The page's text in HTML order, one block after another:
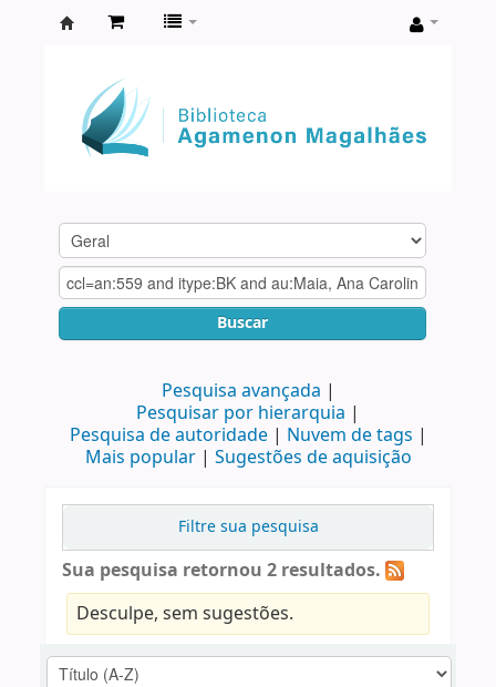
Agamenon
Magalhães
Buscar
Pesquisa avançada
Pesquisar por hierarquia
Pesquisa de autoridade
Nuvem de tags
Mais popular
Sugestões de aquisição
Filtre sua pesquisa
Sua pesquisa retornou 2 resultados.
Desculpe, sem sugestões.